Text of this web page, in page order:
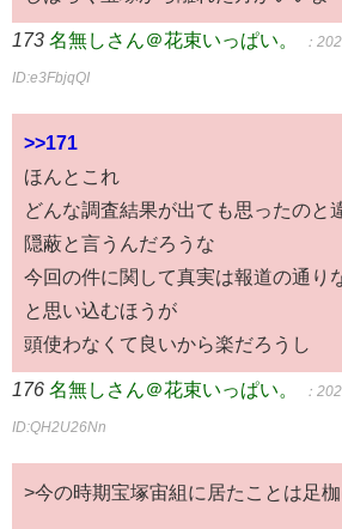
173 名無しさん＠花束いっぱい。 ：
ID:e3FbjqQI
>>171
ほんとこれ
どんな調査結果が出ても思ったのと
隠蔽と言うんだろうな
今回の件に関して真実は報道の通り
と思い込むほうが
頭使わなくて良いから楽だろうし
176 名無しさん＠花束いっぱい。 ：
ID:QH2U26Nn
>今の時期宝塚宙組に居たことは足枷